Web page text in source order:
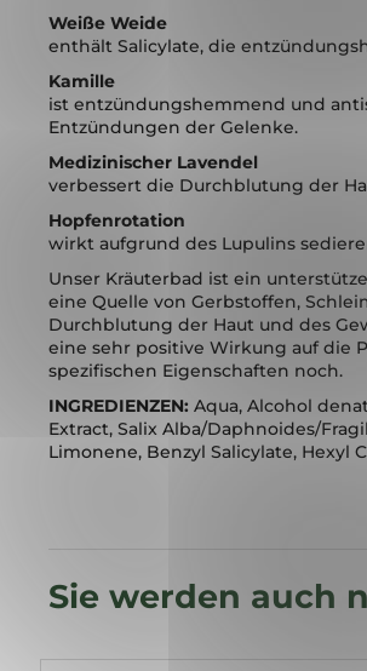
Weiße Weide
enthält Salicylate, die
Kamille
ist entzündungshemmend und
Entzündungen der Gelenke.
Medizinischer Lavendel
verbessert die Durchblutung der
Hopfenrotation
wirkt aufgrund des Lupulins
Unser Kräuterbad ist ein
eine Quelle von Gerbstoffen,
Durchblutung der Haut und des
eine sehr positive Wirkung auf die
spezifischen Eigenschaften noch.
INGREDIENZEN: Aqua, Alcohol
Extract, Salix Alba/Daphnoides/
Limonene, Benzyl Salicylate, Hexyl